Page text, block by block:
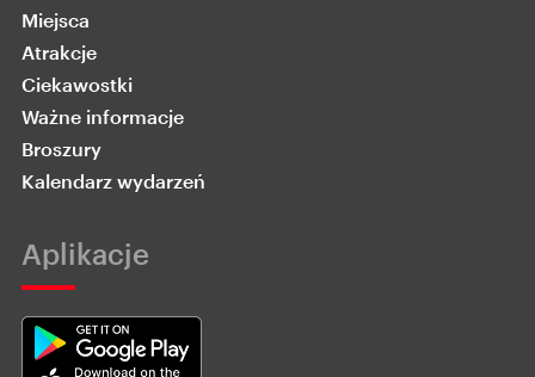
Miejsca
Atrakcje
Ciekawostki
Ważne informacje
Broszury
Kalendarz wydarzeń
Aplikacje